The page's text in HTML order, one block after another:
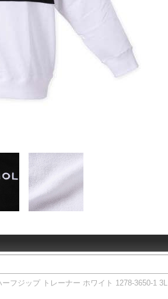
フジップ トレーナー ホワイト 1278-3650-1 3L